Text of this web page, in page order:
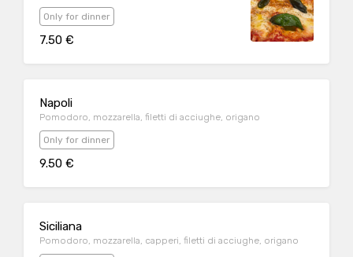
Only for dinner
7.50 €
Napoli
Pomodoro, mozzarella, filetti di acciughe, origano
Only for dinner
9.50 €
Siciliana
Pomodoro, mozzarella, capperi, filetti di acciughe, origano